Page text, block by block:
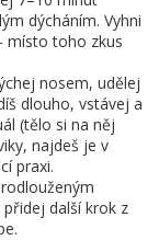
dýcháním. Vyhni
místo toho zkus
nosem, udělej
dlouho, vstávej a
(tělo si na něj
najdeš je v
praxi.
přidej další krok z